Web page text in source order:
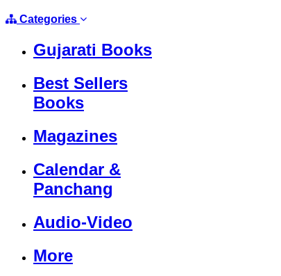
Categories
Gujarati Books
Best Sellers
Books
Magazines
Calendar &
Panchang
Audio-Video
More